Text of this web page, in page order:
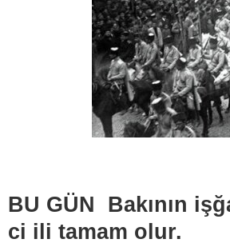
BU GÜN Bakının
ci ili tamam olur.